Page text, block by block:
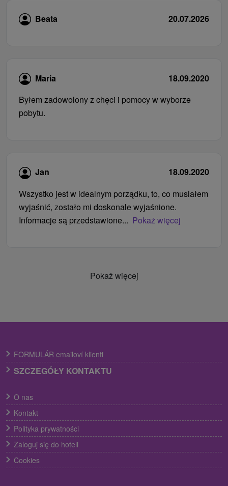
Beata 20.07.2026
Maria
18.09.2020
Byłem zadowolony z chęci i pomocy w wyborze
pobytu.
Jan
18.09.2020
Wszystko jest w idealnym porządku, to, co musiałem
wyjaśnić, zostało mi doskonale wyjaśnione.
Informacje są przedstawione... Pokaż więcej
Pokaż więcej
FORMULÁR emailoví klienti
SZCZEGÓŁY KONTAKTU
O nas
Kontakt
Polityka prywatności
Zaloguj się do hoteli
Cookies